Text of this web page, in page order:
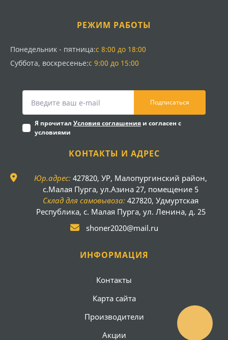
РЕЖИМ РАБОТЫ
Понедельник - пятница:с 8:00 до 18:00
Суббота, воскресенье:с 9:00 до 15:00
Подписаться
Я прочитал Условия соглашения и согласен с
условиями
КОНТАКТЫ И АДРЕС
Юр.адрес: 427820, УР, Малопургинский район,
с.Малая Пурга, ул.Азина 27, помещение 5
Склад для самовывоза: 427820, Удмуртская
Республика, с. Малая Пурга, ул. Ленина, д. 25
shoner2020@mail.ru
ИНФОРМАЦИЯ
Контакты
Карта сайта
Производители
Акции